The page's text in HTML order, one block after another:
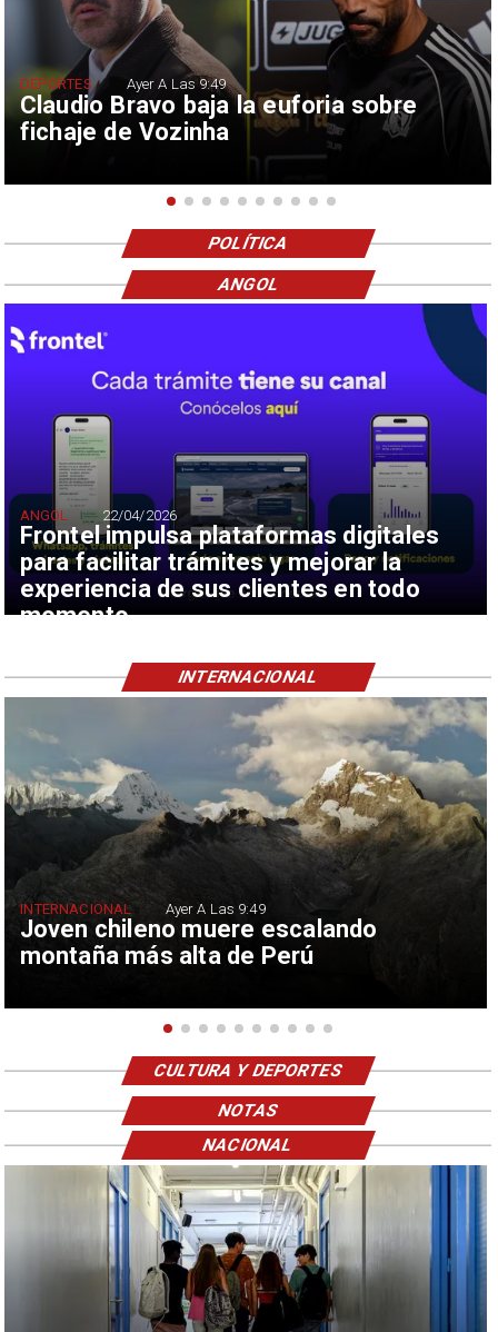
Claudio Bravo baja la euforia sobre
fichaje de Vozinha
DEPORTES Ayer A Las 9:49
POLÍTICA
Frontel impulsa plataformas digitales
para facilitar trámites y mejorar la
experiencia de sus clientes en todo
momento
ANGOL 22/04/2026
ANGOL
Joven chileno muere escalando
montaña más alta de Perú
INTERNACIONAL Ayer A Las 9:49
INTERNACIONAL
CULTURA Y DEPORTES
NOTAS
NACIONAL